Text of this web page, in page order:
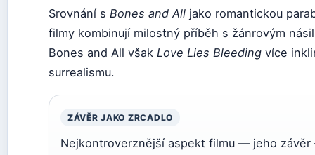
Srovnání s Bones and All jako romantickou
filmy kombinují milostný příběh s žánrovým
Bones and All však Love Lies Bleeding více
surrealismu.
ZÁVĚR JAKO ZRCADLO
Nejkontroverznější aspekt filmu — jeho